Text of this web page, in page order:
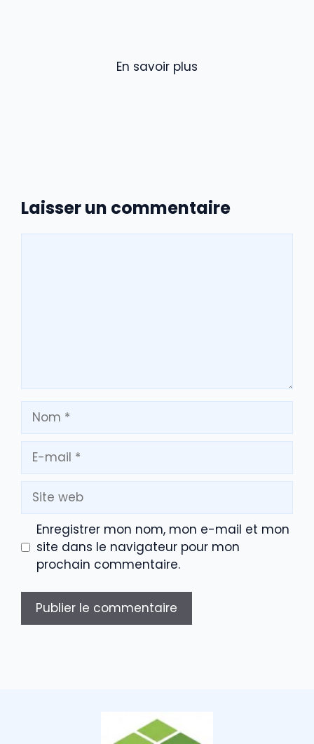
En savoir plus
Laisser un commentaire
Nom
mail
Site
web
Enregistrer mon nom, mon e-mail et mon
site dans le navigateur pour mon
prochain commentaire.